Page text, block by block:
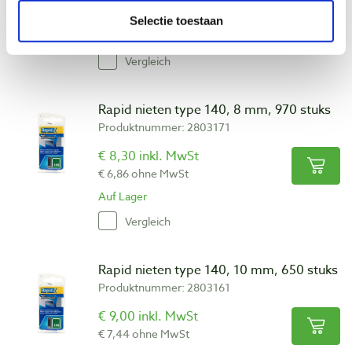
Selectie toestaan
€ 6,32 ohne MwSt
Vergleich
Rapid nieten type 140, 8 mm, 970 stuks
Produktnummer: 2803171
€ 8,30 inkl. MwSt
€ 6,86 ohne MwSt
Auf Lager
Vergleich
Rapid nieten type 140, 10 mm, 650 stuks
Produktnummer: 2803161
€ 9,00 inkl. MwSt
€ 7,44 ohne MwSt